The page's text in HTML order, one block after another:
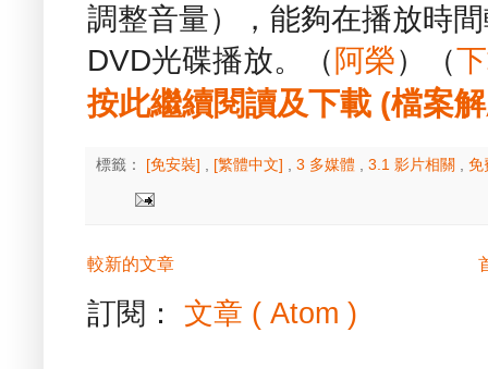
調整音量），能夠在播放時
DVD光碟播放。（ 阿榮）（
按此繼續閱讀及下載 (檔案
標籤： [免安裝] [繁體中文] 3 多媒體 3.1 影片相關 免
較新的文章
訂閱： 文章 ( Atom )